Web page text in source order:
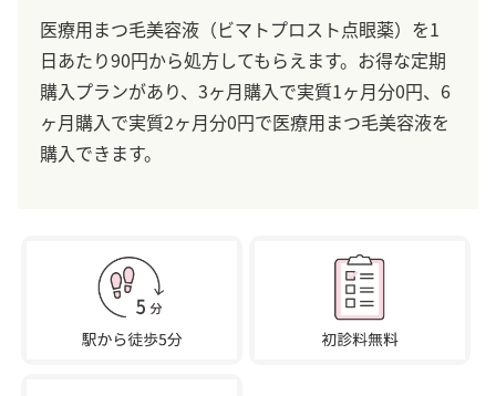
医療用まつ毛美容液（ビマトプロスト点眼薬）を1
日あたり90円から処方してもらえます。お得な定期
購入プランがあり、3ヶ月購入で実質1ヶ月分0円、6
ヶ月購入で実質2ヶ月分0円で医療用まつ毛美容液を
購入できます。